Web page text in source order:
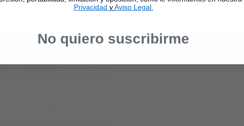
Privacidad yAviso Legal.
No quiero suscribirme